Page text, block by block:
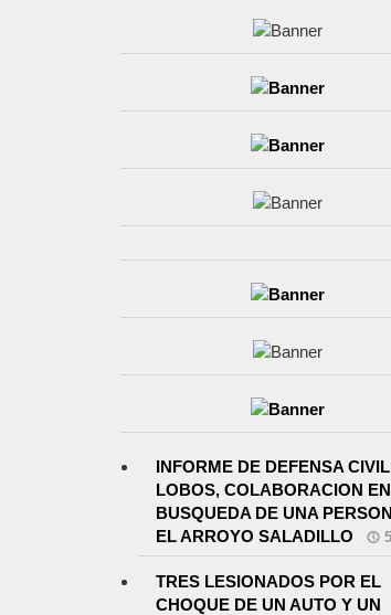
INFORME DE DEFENSA CIVIL
LOBOS, COLABORACION
BUSQUEDA DE UNA
EL ARROYO SALADILLO
TRES LESIONADOS POR EL
CHOQUE DE UN AUTO Y UN